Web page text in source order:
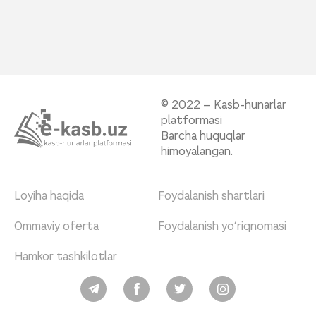
© 2022 – Kasb-hunarlar
platformasi
Barcha huquqlar
himoyalangan.
Loyiha haqida Foydalanish shartlari
Ommaviy oferta Foydalanish yo‘riqnomasi
Hamkor tashkilotlar